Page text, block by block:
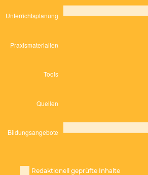
Redaktionell geprüfte Inhalte